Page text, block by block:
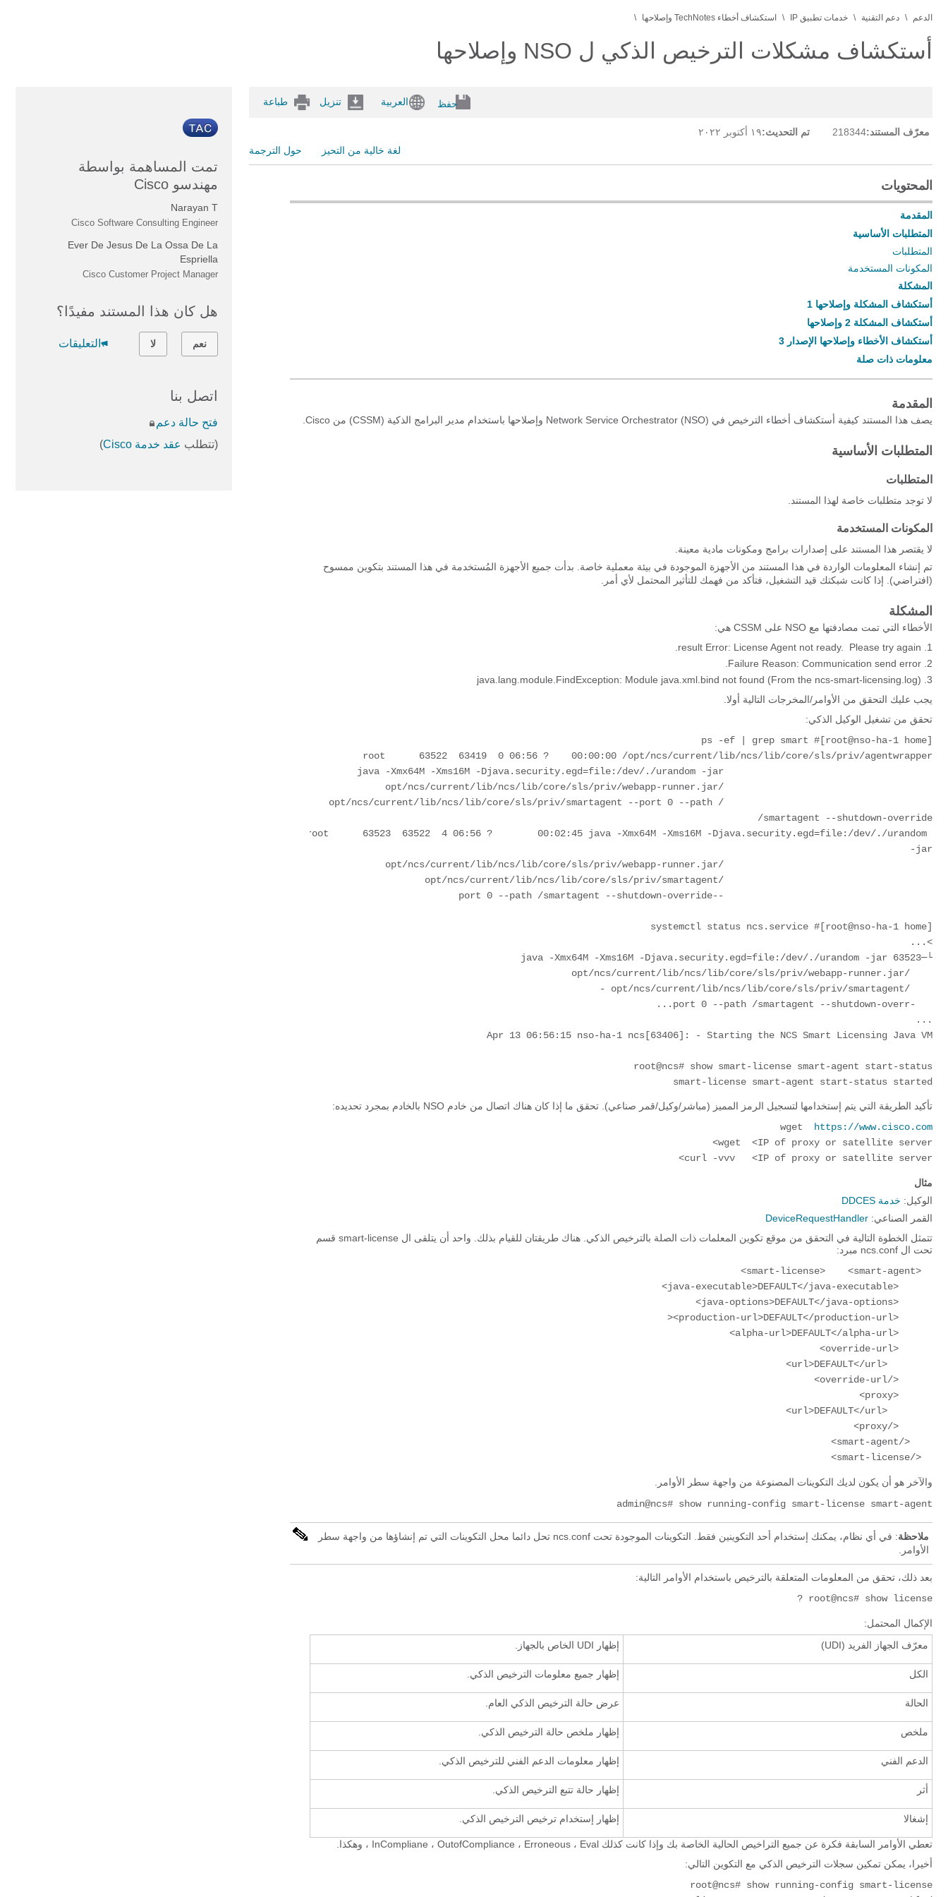
الدعم دعم التقنية خدمات تطبيق IP استكشاف أخطاء TechNotes وإصلاحها
أستكشاف مشكلات الترخيص الذكي ل NSO وإصلاحها
حفظ العربية تنزيل طباعة
تم التحديث:١٩ أكتوبر ٢٠٢٢ معرّف المستند:218344
لغة خالية من التحيز
حول الترجمة
المحتويات
المقدمة
المتطلبات الأساسية
المتطلبات
المكونات المستخدمة
المشكلة
أستكشاف المشكلة وإصلاحها 1
أستكشاف المشكلة 2 وإصلاحها
أستكشاف الأخطاء وإصلاحها الإصدار 3
معلومات ذات صلة
المقدمة
يصف هذا المستند كيفية أستكشاف أخطاء الترخيص في Network Service Orchestrator (NSO) وإصلاحها باستخدام مدير البرامج الذكية (CSSM) من Cisco.
المتطلبات الأساسية
المتطلبات
لا توجد متطلبات خاصة لهذا المستند.
المكونات المستخدمة
لا يقتصر هذا المستند على إصدارات برامج ومكونات مادية معينة.
تم إنشاء المعلومات الواردة في هذا المستند من الأجهزة الموجودة في بيئة معملية خاصة. بدأت جميع الأجهزة المُستخدمة في هذا المستند بتكوين ممسوح
(افتراضي). إذا كانت شبكتك قيد التشغيل، فتأكد من فهمك للتأثير المحتمل لأي أمر.
المشكلة
الأخطاء التي تمت مصادفتها مع NSO على CSSM هي:
result Error: License Agent not ready.  Please try again.
Failure Reason: Communication send error.
java.lang.module.FindException: Module java.xml.bind not found (From the ncs-smart-licensing.log)
يجب عليك التحقق من الأوامر/المخرجات التالية أولا.
تحقق من تشغيل الوكيل الذكي:
root      63522  63419  0 06:56 ?    00:00:00 /opt/ncs/current/lib/ncs/lib/core/sls/priv/agentwrapper
                                     /opt/ncs/current/lib/ncs/lib/core/sls/priv/smartagent --port 0 --path
root      63523  63522  4 06:56 ?        00:02:45 java -Xmx64M -Xms16M -Djava.security.egd=file:/dev/./urandom
-jar
└─63523 java -Xmx64M -Xms16M -Djava.security.egd=file:/dev/./urandom -jar
smart-license smart-agent start-status started
تأكيد الطريقة التي يتم إستخدامها لتسجيل الرمز المميز (مباشر/وكيل/قمر صناعي). تحقق ما إذا كان هناك اتصال من خادم NSO بالخادم بمجرد تحديده:
wget
https://www.cisco.com
curl -vvv   <IP of proxy or satellite server>
مثال
الوكيل: خدمة DDCES
القمر الصناعي: DeviceRequestHandler
تتمثل الخطوة التالية في التحقق من موقع تكوين المعلمات ذات الصلة بالترخيص الذكي. هناك طريقتان للقيام بذلك. واحد أن يتلقى ال smart-license قسم
تحت ال ncs.conf مبرد:
</smart-license>
والآخر هو أن يكون لديك التكوينات المصنوعة من واجهة سطر الأوامر.
admin@ncs# show running-config smart-license smart-agent
ملاحظة
: في أي نظام، يمكنك إستخدام أحد التكوينين فقط. التكوينات الموجودة تحت ncs.conf تحل دائما محل التكوينات التي تم إنشاؤها من واجهة سطر
الأوامر.
بعد ذلك، تحقق من المعلومات المتعلقة بالترخيص باستخدام الأوامر التالية:
root@ncs# show license ?
الإكمال المحتمل:
معرّف الجهاز الفريد (UDI)
إظهار UDI الخاص بالجهاز.
الكل إظهار جميع معلومات الترخيص الذكي.
الحالة عرض حالة الترخيص الذكي العام.
ملخص إظهار ملخص حالة الترخيص الذكي.
الدعم الفني إظهار معلومات الدعم الفني للترخيص الذكي.
أثر إظهار حالة تتبع الترخيص الذكي.
إشغالا إظهار إستخدام ترخيص الترخيص الذكي.
تعطي الأوامر السابقة فكرة عن جميع التراخيص الحالية الخاصة بك وإذا كانت كذلك InCompliane ، OutofCompliance ، Erroneous ، Eval
، وهكذا.
أخيرا، يمكن تمكين سجلات الترخيص الذكي مع التكوين التالي:
root@ncs# show running-config smart-license
تمت المساهمة بواسطة
مهندسو Cisco
Narayan T
Cisco Software Consulting Engineer
Ever De Jesus De La Ossa De La
Espriella
Cisco Customer Project Manager
هل كان هذا المستند مفيدًا؟
نعم لا التعليقات
اتصل بنا
فتح حالة دعم
(تتطلب عقد خدمة Cisco )